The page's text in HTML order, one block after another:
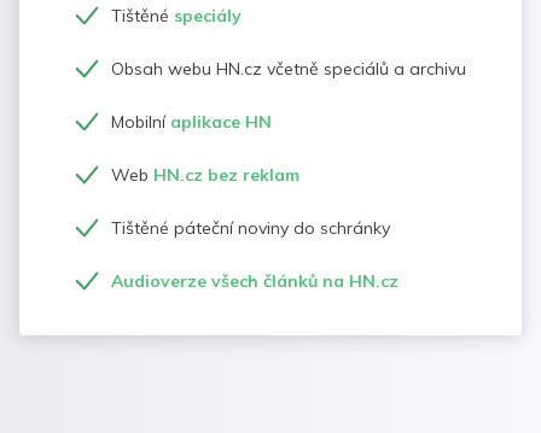
Tištěné speciály
Obsah webu HN.cz včetně speciálů a archivu
Mobilní aplikace HN
Web HN.cz bez reklam
Tištěné páteční noviny do schránky
Audioverze všech článků na HN.cz